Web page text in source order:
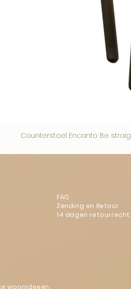
Counterstoel Encanto Be
FAQ
Zending en Retour
14 dagen retourrecht
woonideeën: